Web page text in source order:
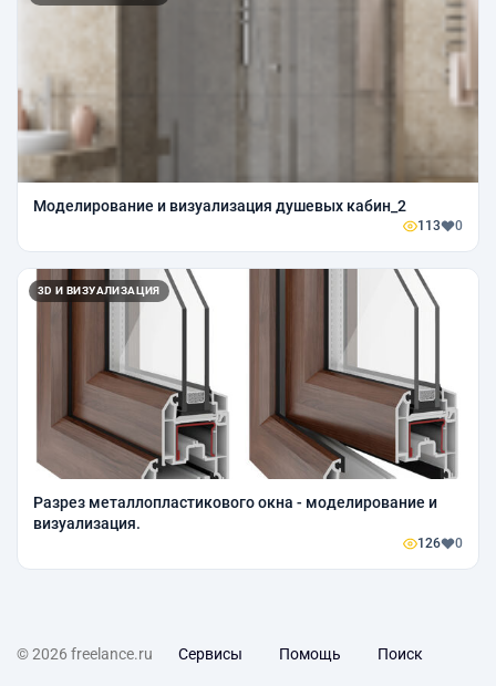
Моделирование и визуализация душевых кабин_2
113 0
3D И ВИЗУАЛИЗАЦИЯ
Разрез металлопластикового окна - моделирование и
визуализация.
126 0
© 2026 freelance.ru Сервисы Помощь Поиск